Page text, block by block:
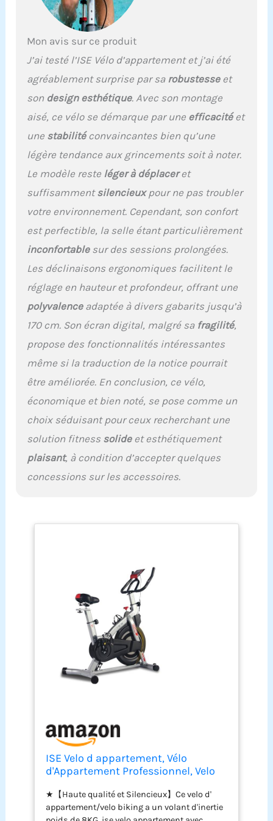
cardiaque, afin que vous puissiez connaître
vos progrès d'entraînement et ajuster votre
programme d'exercices à temps. Le support du
velo d' appartement pour votre tablette et
téléphone portale, écoutez de la
musique/regardez les vidéo en faisant du
sport. Plus intéressant, n'est-ce pas?
★【Facile à régler et déplacer】Hauter du
siège du velo d appartement/ise velo/velo d
intérieur sont réglables, selle à 6 niveaux
(taille horizontale jusqu'à 85-99 cm) et
réglable en hauteur de 110 à 125cm, qui peut
être ajustée rapidement et facilement pour
adapter à votre taille. Dimensions du vélo
biking/velo biking volant inertie 8kg:
transport se déplacent facilement, en toute
sécurité et rapidement. Protection de pied
corps du vélo biking stable, ne pas secouer.
★【Perfect Design】Le velo d
une conception de design excellent, le cadre
robuste, le cadre en acier tubulaire et les
d'appartement offrent une sécurité/stabilité
suffisante. Pédales antidérapantes, les
confortables. C'est un velo appartement idéal
pour Entraînement efficace pour 5 parties
principales - abdomen, fesses, bras, cuisses
et taille. Maximum pour entraîner plus de 70%
des muscles du corps. Meilleur entraînement
aérobique. ★【A PROPOS DE NOUS】 S'il y a
des problèmes lors de l'utilisation du velo d
appartement SY-7020, veuillez nous contacter
immédiatement. Nous serons toujours en
professionnel et d’une équipe
la marque. N'hésitez pas à l'utiliser.
Mon avis sur ce produit
J’ai testé l’ISE Vélo d’appartement et j’ai été
agréablement surprise par sa robustesseet
son design esthétique. Avec son montage
aisé, ce vélo se démarque par une efficacitéet
une stabilitéconvaincantes bien qu’une
légère tendance aux grincements soit à noter.
Le modèle reste léger à déplaceret
suffisammentsilencieuxpour ne pas troubler
votre environnement. Cependant, son confort
est perfectible, la selle étant particulièrement
inconfortablesur des sessions prolongées.
Les déclinaisons ergonomiques facilitent le
réglage en hauteur et profondeur, offrant une
polyvalenceadaptée à divers gabarits jusqu’à
170 cm. Son écran digital, malgré sa fragilité,
propose des fonctionnalités intéressantes
même si la traduction de la notice pourrait
être améliorée. En conclusion, ce vélo,
économique et bien noté, se pose comme un
choix séduisant pour ceux recherchant une
solution fitness solideet esthétiquement
plaisant, à condition d’accepter quelques
concessions sur les accessoires.
ISE Velo d appartement, Vélo
d'Appartement Professionnel, Velo
d'Appartement Volant Inertie 8KG,
Velo Sport Appartement Impulsion/
★【Haute qualité et Silencieux】Ce velo d'
appartement/velo biking a un volant d'inertie